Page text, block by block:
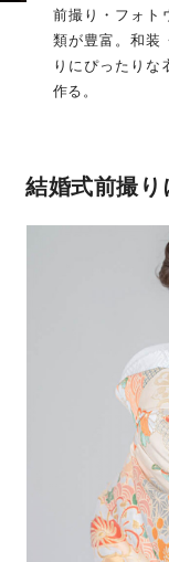
前撮り・フォト
類が豊富。和装
りにぴったりな
作る。
結婚式前撮